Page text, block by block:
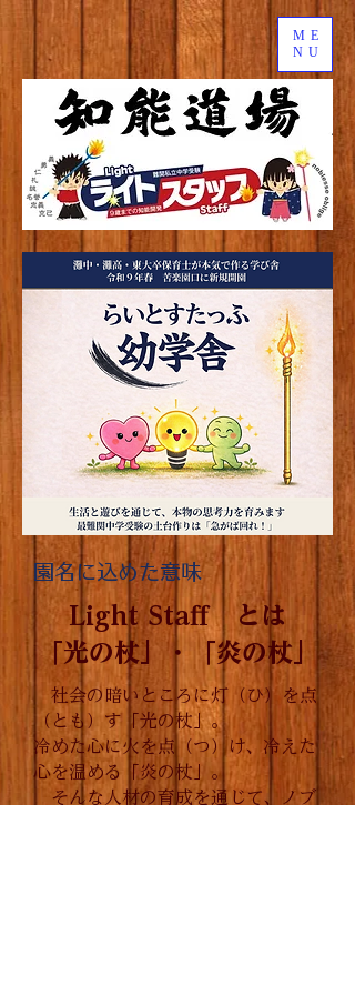
ME
NU
園名に込めた意味
Light Staff とは
​「光の杖」・「炎の杖」
社会の暗いところに灯（ひ）を点
（とも）す「光の杖」。
冷めた心に火を点（つ）け、冷えた
心を温める「炎の杖」。
そんな人材の育成を通じて、ノブ